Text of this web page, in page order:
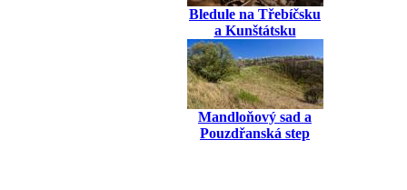
Bledule na Třebíčsku
a Kunštátsku
Mandloňový sad a
Pouzdřanská step